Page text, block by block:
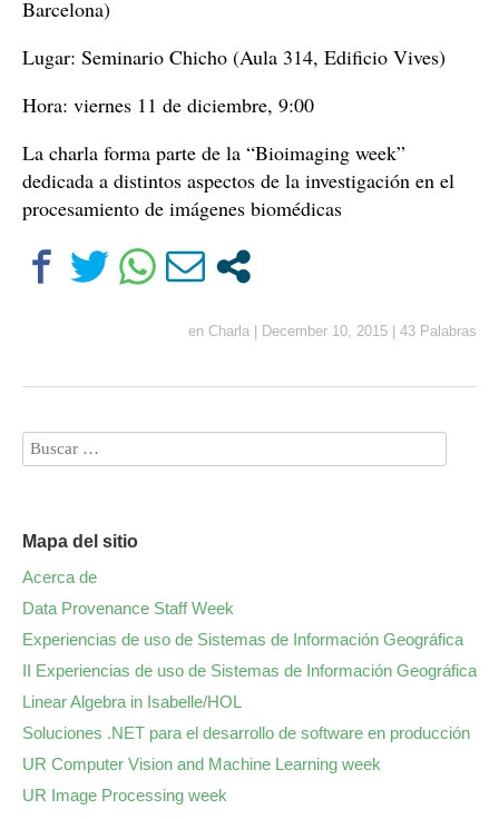
Barcelona)
Lugar: Seminario Chicho (Aula 314, Edificio Vives)
Hora: viernes 11 de diciembre, 9:00
La charla forma parte de la “Bioimaging week”
dedicada a distintos aspectos de la investigación en el
procesamiento de imágenes biomédicas
en Charla December 10, 2015 43 Palabras
Mapa del sitio
Acerca de
Data Provenance Staff Week
Experiencias de uso de Sistemas de Información Geográfica
II Experiencias de uso de Sistemas de Información Geográfica
Linear Algebra in Isabelle/HOL
Soluciones .NET para el desarrollo de software en producción
UR Computer Vision and Machine Learning week
UR Image Processing week